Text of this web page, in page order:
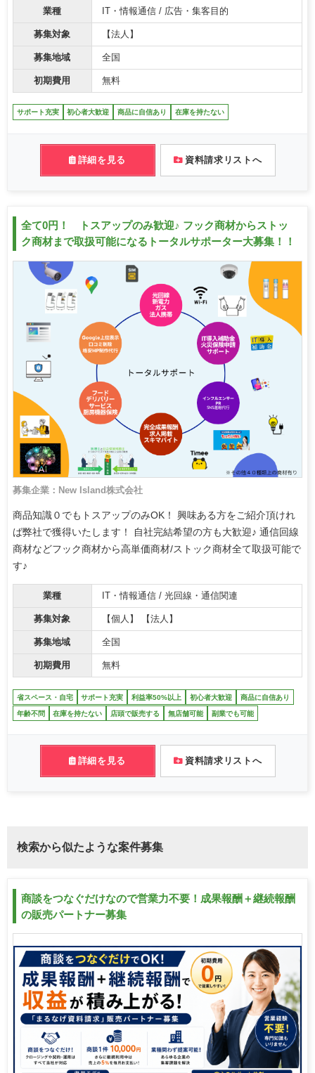
業種 IT・情報通信 / 広告・集客目的
募集対象 【法人】
募集地域 全国
初期費用 無料
サポート充実 初心者大歓迎 商品に自信あり 在庫を持たない
詳細を見る 資料請求リストへ
全て0円！ トスアップのみ歓迎♪ フック商材からストッ
ク商材まで取扱可能になるトータルサポーター大募集！！
募集企業：New Island株式会社
商品知識０でもトスアップのみOK！ 興味ある方をご紹介頂けれ
ば弊社で獲得いたします！ 自社完結希望の方も大歓迎♪ 通信回線
商材などフック商材から高単価商材/ストック商材全て取扱可能で
す♪
業種 IT・情報通信 / 光回線・通信関連
募集対象 【個人】 【法人】
募集地域 全国
初期費用 無料
省スペース・自宅 サポート充実 利益率50%以上 初心者大歓迎 商品に自信あり
年齢不問 在庫を持たない 店頭で販売する 無店舗可能 副業でも可能
詳細を見る 資料請求リストへ
検索から似たような案件募集
商談をつなぐだけなので営業力不要！成果報酬＋継続報酬
の販売パートナー募集